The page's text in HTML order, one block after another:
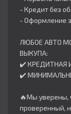
- Кредит без
- Оформление
ЛЮБОЕ АВТО
ВЫКУПА:
✔️ КРЕДИТНАЯ
✔️
🔥Мы уверены,
проверенный,